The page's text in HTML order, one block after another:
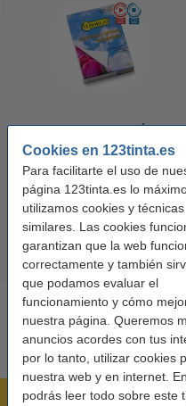
Cookies en 123tinta.es
Para facilitarte el uso de
página 123tinta.es lo
utilizamos cookies y técnicas
similares. Las cookies
garantizan que la web
correctamente y también
que podamos evaluar el
funcionamiento y cómo
nuestra página. Queremos
anuncios acordes con tus
por lo tanto, utilizar cookies
nuestra web y en internet.
podrás leer todo sobre este
123tinta Papel fotográfico
Premium Glossy brillo alto | 10 x
15 cm | 260g | 100 hojas
10,50 € Incl. 21% IVA